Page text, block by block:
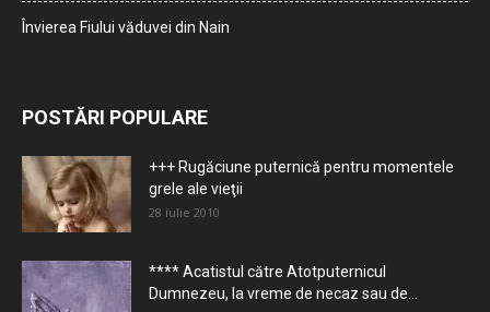
Învierea Fiului văduvei din Nain
POSTĂRI POPULARE
+++ Rugăciune puternică pentru momentele
grele ale vieţii
28 iulie 2010
**** Acatistul către Atotputernicul
Dumnezeu, la vreme de necaz sau de...